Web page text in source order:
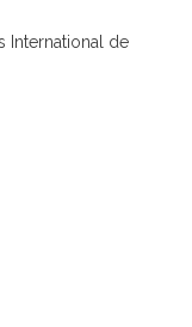
International de